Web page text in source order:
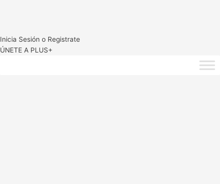
Inicia Sesión o Registrate
ÚNETE A PLUS+